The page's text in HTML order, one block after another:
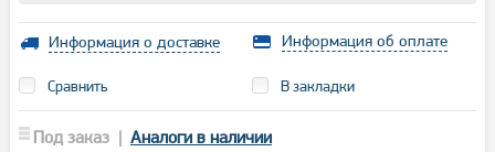
Информация о доставке Информация об оплате
Сравнить В закладки
Под заказ | Аналоги в наличии